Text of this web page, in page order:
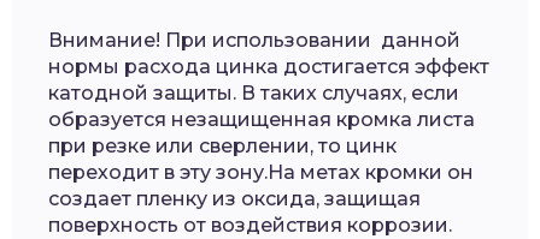
Внимание! При использовании данной
нормы расхода цинка достигается эффект
катодной защиты. В таких случаях, если
образуется незащищенная кромка листа
при резке или сверлении, то цинк
переходит в эту зону.На метах кромки он
создает пленку из оксида, защищая
поверхность от воздействия коррозии.